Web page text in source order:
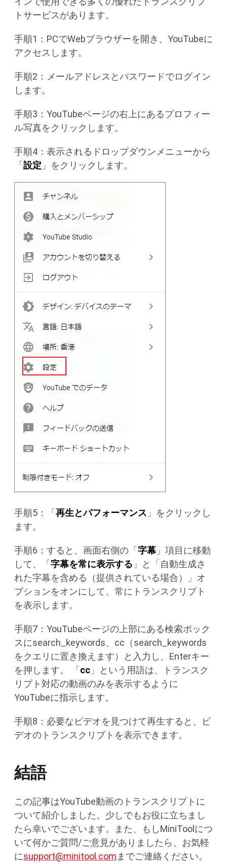
トサービスがあります。
手順1：PCでWebブラウザーを開き、YouTubeに
アクセスします。
手順2：メールアドレスとパスワードでログイン
します。
手順3：YouTubeページの右上にあるプロフィー
ル写真をクリックします。
手順4：表示されるドロップダウンメニューから
「 設定 」をクリックします。
手順5：「 再生とパフォーマンス 」をクリックし
ます。
手順6：すると、画面右側の「 字幕」項目に移動
して、「 字幕を常に表示する 」と「自動生成さ
れた字幕を含める（提供されている場合）」オ
プションをオンにして、常にトランスクリプト
を表示します。
手順7：YouTubeページの上部にある検索ボック
スにsearch_keywords、cc（search_keywords
をクエリに置き換えます）と入力し、Enterキー
を押します。 「 cc 」という用語は、トランスク
リプト対応の動画のみを表示するように
YouTubeに指示します。
手順8：必要なビデオを見つけて再生すると、ビ
デオのトランスクリプトを表示できます。
結語
この記事はYouTube動画のトランスクリプトに
ついて紹介しました。少しでもお役に立ちまし
たら幸いでございます。また、もしMiniToolにつ
いて何かご質問/ご意見がありましたら、お気軽
にsupport@minitool.com までご連絡ください。